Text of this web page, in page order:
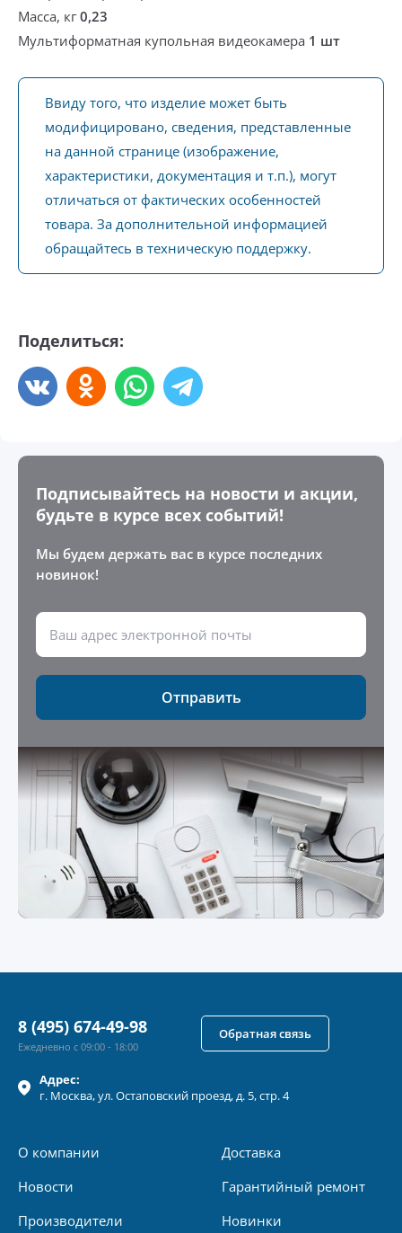
Масса, кг0,23
Мультиформатная купольная видеокамера 1 шт
Ввиду того, что изделие может быть
модифицировано, сведения, представленные
на данной странице (изображение,
характеристики, документация и т.п.), могут
отличаться от фактических особенностей
товара. За дополнительной информацией
обращайтесь в техническую поддержку.
Поделиться:
Подписывайтесь на новости и акции,
будьте в курсе всех событий!
Мы будем держать вас в курсе последних
новинок!
Отправить
Адрес:
г. Москва, ул.Остаповский проезд, д. 5, стр. 4
О компании
Новости
Производители
Доставка
Гарантийный ремонт
Новинки
8 (495) 674-49-98
Ежедневно с 09:00 - 18:00
Обратная связь